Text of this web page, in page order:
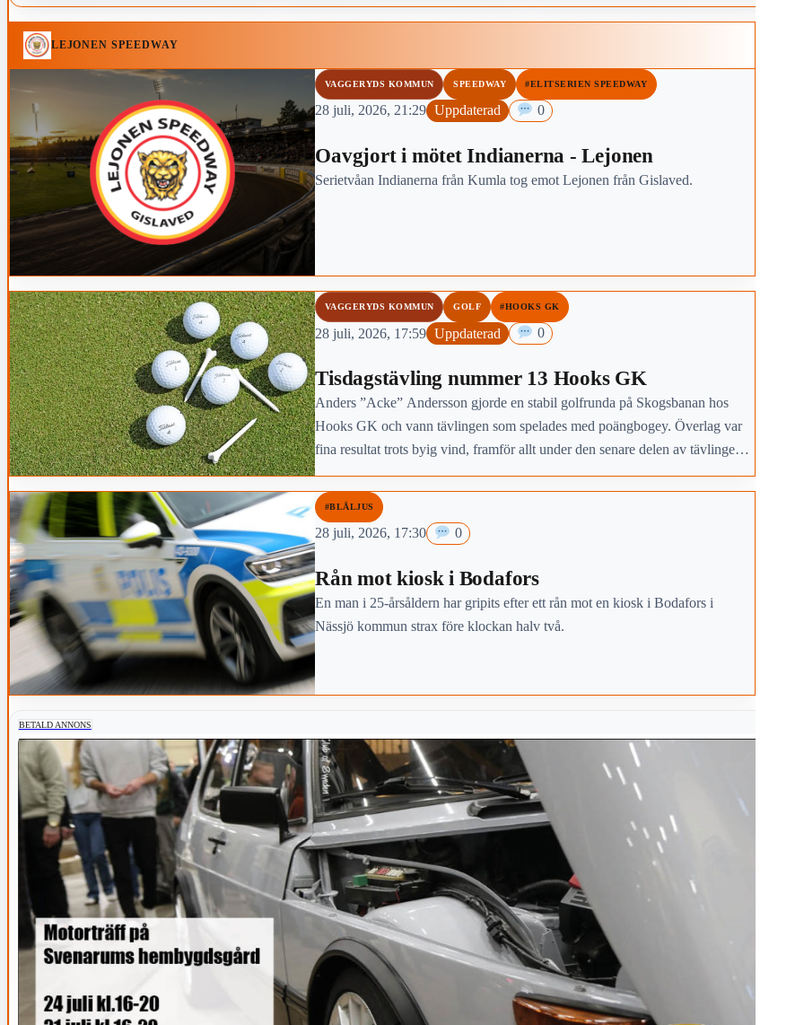
LEJONEN SPEEDWAY
VAGGERYDS KOMMUN SPEEDWAY #ELITSERIEN SPEEDWAY
28 juli, 2026, 21:29 Uppdaterad 0
Oavgjort i mötet Indianerna - Lejonen
Serietvåan Indianerna från Kumla tog emot Lejonen från Gislaved.
VAGGERYDS KOMMUN GOLF #HOOKS GK
28 juli, 2026, 17:59 Uppdaterad 0
Tisdagstävling nummer 13 Hooks GK
Anders ”Acke” Andersson gjorde en stabil golfrunda på Skogsbanan hos
Hooks GK och vann tävlingen som spelades med poängbogey. Överlag var
fina resultat trots byig vind, framför allt under den senare delen av tävlingen.
Närmast hål på hål nummer 7 blev Tomas Claesson, 1,79 meter.
#BLÅLJUS
28 juli, 2026, 17:30 0
Rån mot kiosk i Bodafors
En man i 25-årsåldern har gripits efter ett rån mot en kiosk i Bodafors i
Nässjö kommun strax före klockan halv två.
BETALD ANNONS